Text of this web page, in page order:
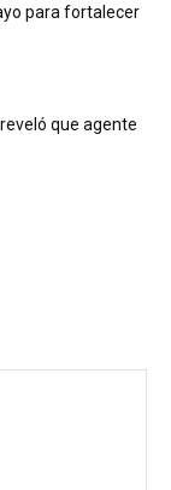
para fortalecer
que agente